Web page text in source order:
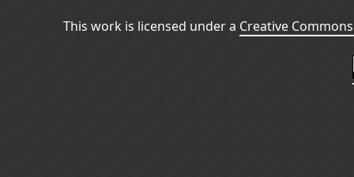
This work is licensed under a Creative